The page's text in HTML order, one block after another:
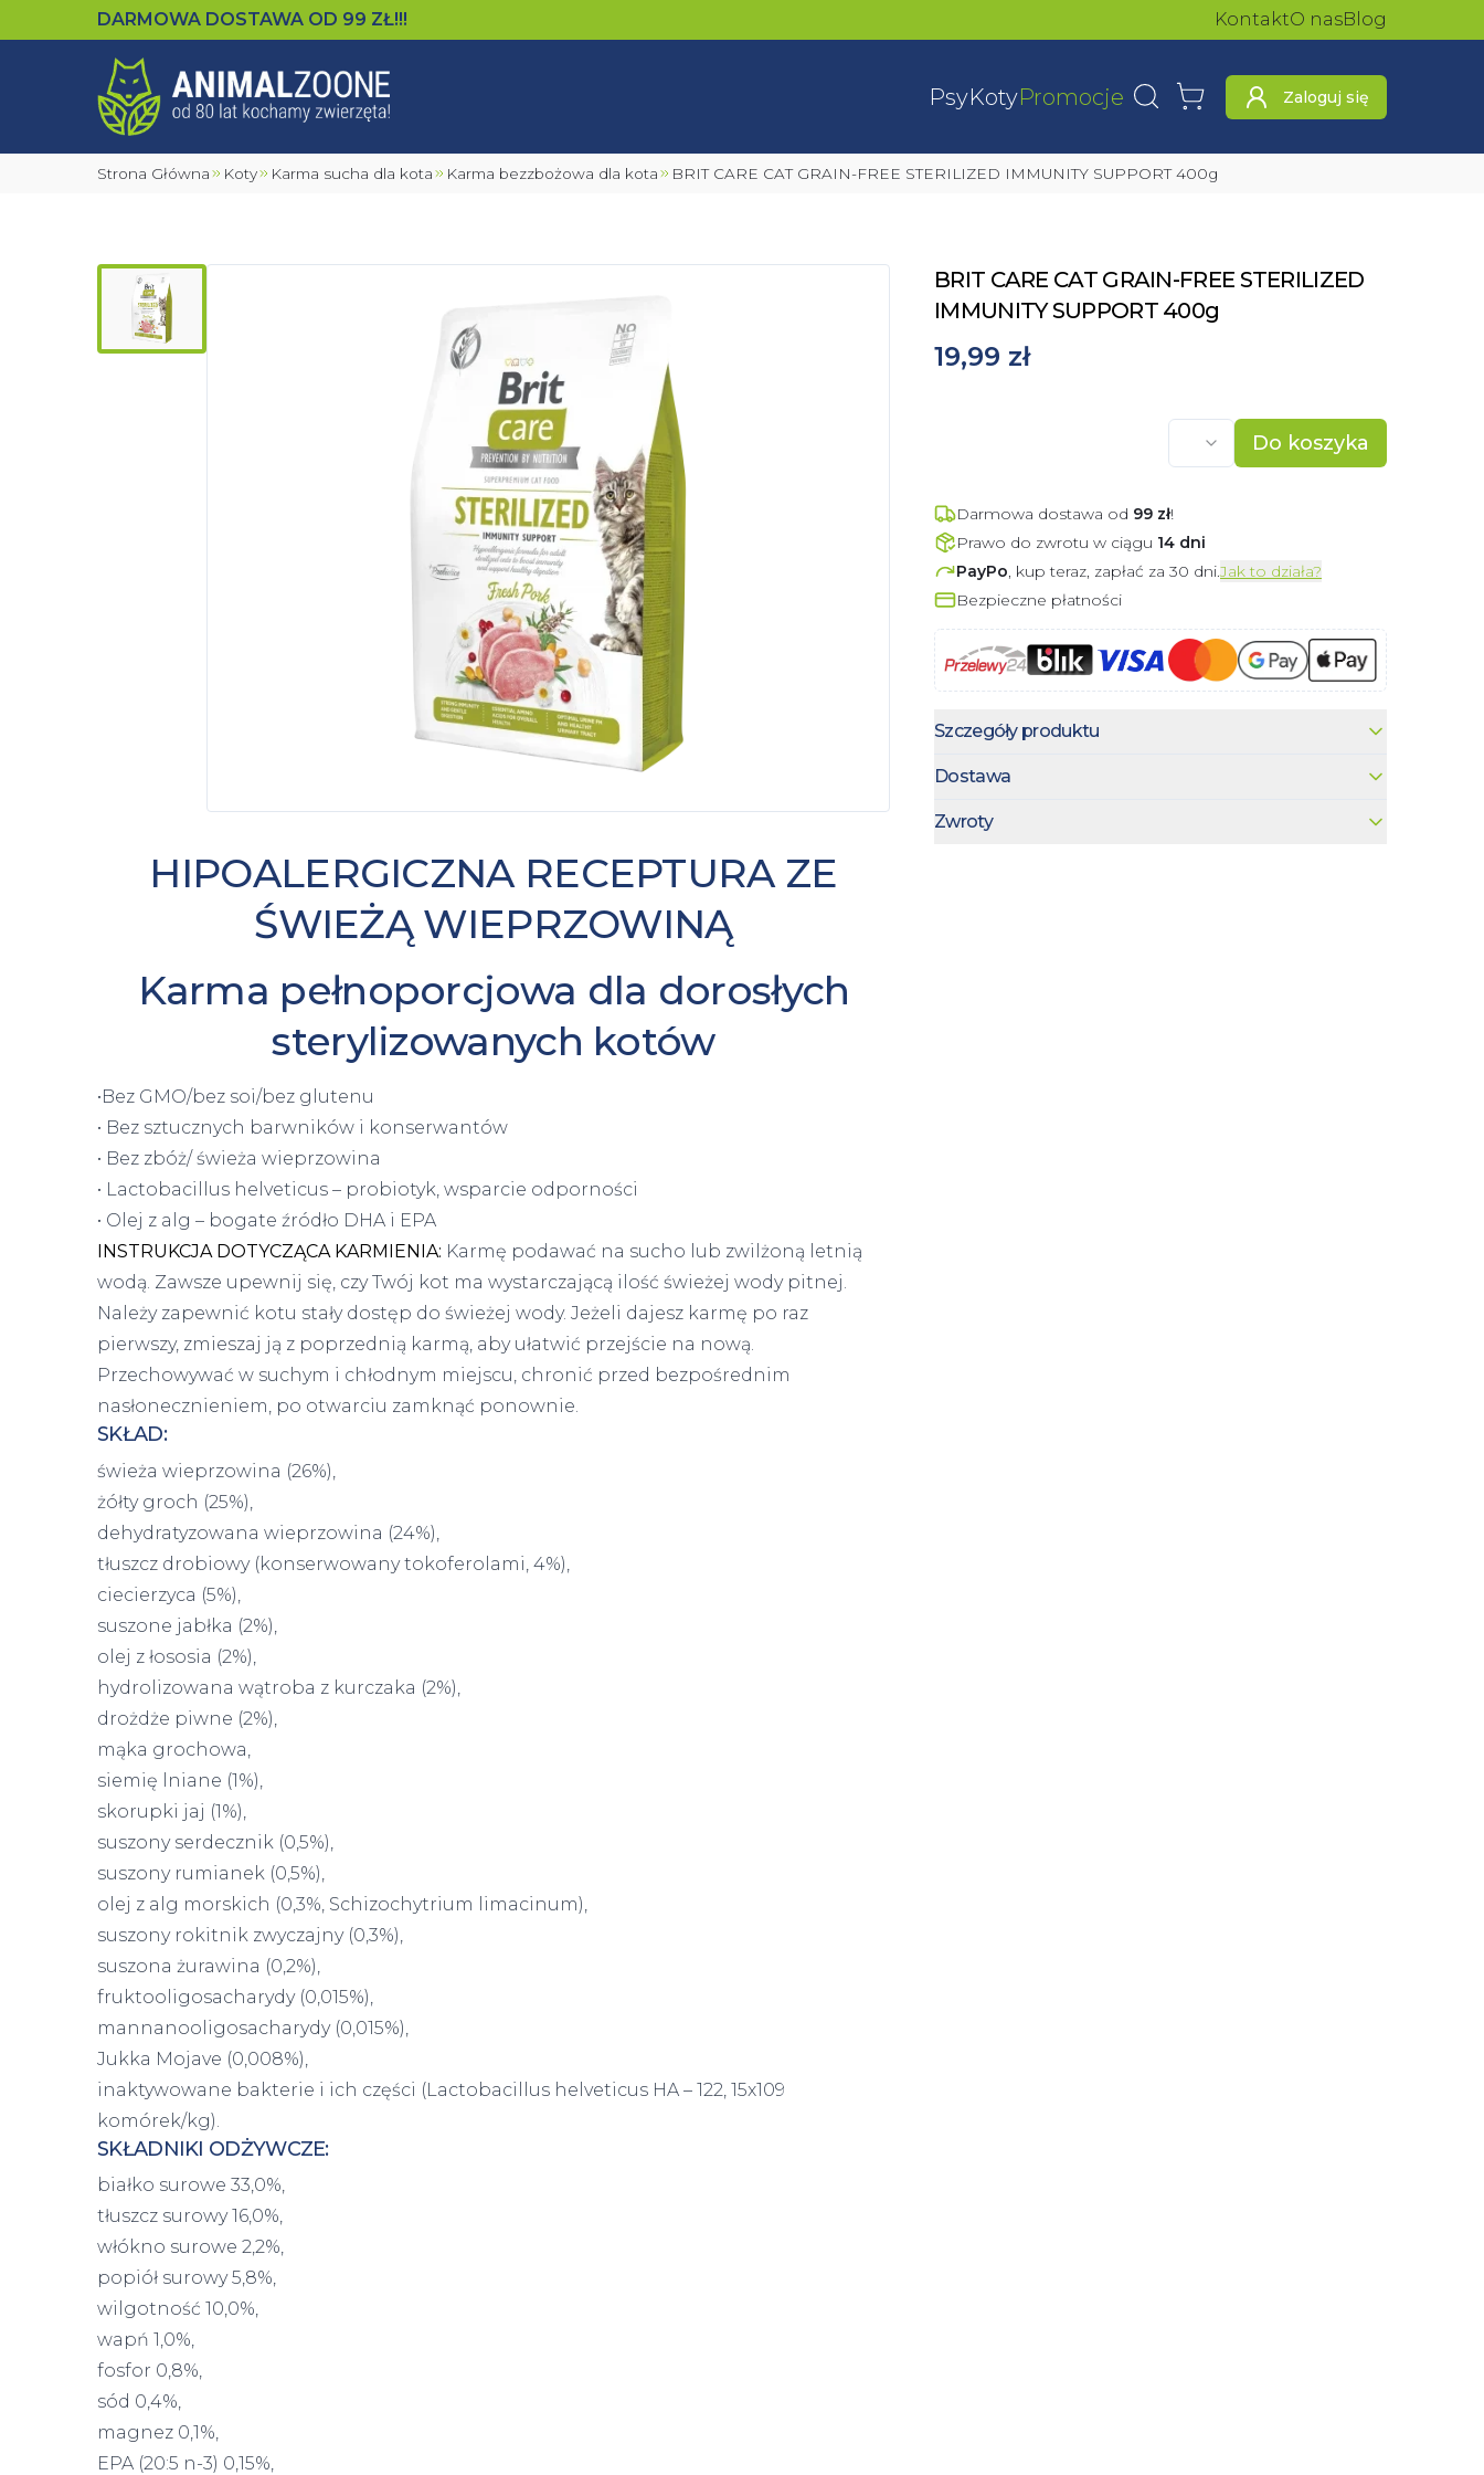
DARMOWA DOSTAWA OD 99 ZŁ!!! KontaktO nasBlog
PsyKotyPromocje WyszukajKoszyk Zaloguj się
Strona Główna Koty Karma sucha dla kota Karma bezzbożowa dla kota BRIT CARE CAT GRAIN-FREE STERILIZED IMMUNITY SUPPORT 400g
BRIT CARE CAT GRAIN-FREE STERILIZED
IMMUNITY SUPPORT 400g
19,99 zł
Do koszyka
Darmowa dostawa od 99 zł!
Prawo do zwrotu w ciągu 14 dni
PayPo, kup teraz, zapłać za 30 dni.Jak to działa?
Bezpieczne płatności
Szczegóły produktu
Dostawa
Zwroty
HIPOALERGICZNA RECEPTURA ZE
ŚWIEŻĄ WIEPRZOWINĄ
Karma pełnoporcjowa dla dorosłych
sterylizowanych kotów
•Bez GMO/bez soi/bez glutenu
• Bez sztucznych barwników i konserwantów
• Bez zbóż/ świeża wieprzowina
• Lactobacillus helveticus – probiotyk, wsparcie odporności
• Olej z alg – bogate źródło DHA i EPA
INSTRUKCJA DOTYCZĄCA KARMIENIA: Karmę podawać na sucho lub zwilżoną letnią
wodą. Zawsze upewnij się, czy Twój kot ma wystarczającą ilość świeżej wody pitnej.
Należy zapewnić kotu stały dostęp do świeżej wody. Jeżeli dajesz karmę po raz
pierwszy, zmieszaj ją z poprzednią karmą, aby ułatwić przejście na nową.
Przechowywać w suchym i chłodnym miejscu, chronić przed bezpośrednim
nasłonecznieniem, po otwarciu zamknąć ponownie.
SKŁAD:
świeża wieprzowina (26%),
żółty groch (25%),
dehydratyzowana wieprzowina (24%),
tłuszcz drobiowy (konserwowany tokoferolami, 4%),
ciecierzyca (5%),
suszone jabłka (2%),
olej z łososia (2%),
hydrolizowana wątroba z kurczaka (2%),
drożdże piwne (2%),
mąka grochowa,
siemię lniane (1%),
skorupki jaj (1%),
suszony serdecznik (0,5%),
suszony rumianek (0,5%),
olej z alg morskich (0,3%, Schizochytrium limacinum),
suszony rokitnik zwyczajny (0,3%),
suszona żurawina (0,2%),
fruktooligosacharydy (0,015%),
mannanooligosacharydy (0,015%),
Jukka Mojave (0,008%),
inaktywowane bakterie i ich części (Lactobacillus helveticus HA – 122, 15x109
komórek/kg).
SKŁADNIKI ODŻYWCZE:
białko surowe 33,0%,
tłuszcz surowy 16,0%,
włókno surowe 2,2%,
popiół surowy 5,8%,
wilgotność 10,0%,
wapń 1,0%,
fosfor 0,8%,
sód 0,4%,
magnez 0,1%,
EPA (20:5 n-3) 0,15%,